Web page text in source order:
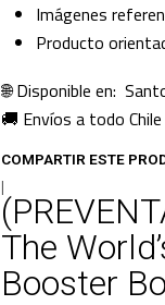
Imágenes
Producto
🌐 Disponible en:
🚚 Envíos a todo
COMPARTIR ESTE
|
The
Booster